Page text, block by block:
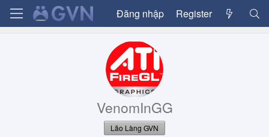
Đăng nhập Register
VenomInGG
Lão Làng GVN